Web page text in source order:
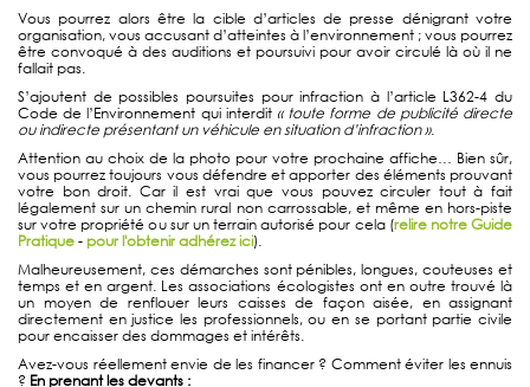
Vous pourrez alors être la cible d’articles de presse dénigrant votre
organisation, vous accusant d’atteintes à l’environnement ; vous pourrez
être convoqué à des auditions et poursuivi pour avoir circulé là où il ne
fallait pas.
S’ajoutent de possibles poursuites pour infraction à l’article L362-4 du
Code de l’Environnement qui interdit « toute forme de publicité directe
ou indirecte présentant un véhicule en situation d’infraction ».
Attention au choix de la photo pour votre prochaine affiche… Bien sûr,
vous pourrez toujours vous défendre et apporter des éléments prouvant
votre bon droit. Car il est vrai que vous pouvez circuler tout à fait
légalement sur un chemin rural non carrossable, et même en hors-piste
sur votre propriété ou sur un terrain autorisé pour cela (relire notre Guide
Pratique- pour l'obtenir adhérez ici).
Malheureusement, ces démarches sont pénibles, longues, couteuses et
temps et en argent. Les associations écologistes ont en outre trouvé là
un moyen de renflouer leurs caisses de façon aisée, en assignant
directement en justice les professionnels, ou en se portant partie civile
pour encaisser des dommages et intérêts.
Avez-vous réellement envie de les financer ? Comment éviter les ennuis
? En prenant les devants :